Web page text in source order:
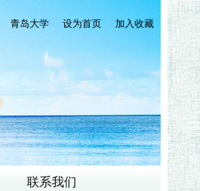
加入收藏
设为首页
青岛大学
联系我们